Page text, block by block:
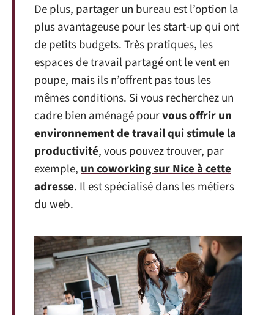
De plus, partager un bureau est l’option la
plus avantageuse pour les start-up qui ont
de petits budgets. Très pratiques, les
espaces de travail partagé ont le vent en
poupe, mais ils n’offrent pas tous les
mêmes conditions. Si vous recherchez un
cadre bien aménagé pourvous offrir un
environnement de travail qui stimule la
productivité, vous pouvez trouver, par
exemple,un coworking sur Nice à cette
adresse. Il est spécialisé dans les métiers
du web.